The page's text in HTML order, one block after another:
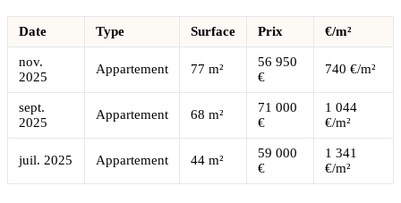
Date Type Surface Prix €/m²
nov.
2025
Appartement 77 m²
56 950
€
740 €/m²
sept.
2025
Appartement 68 m²
71 000
€
1 044
€/m²
juil. 2025 Appartement 44 m²
59 000
€
1 341
€/m²